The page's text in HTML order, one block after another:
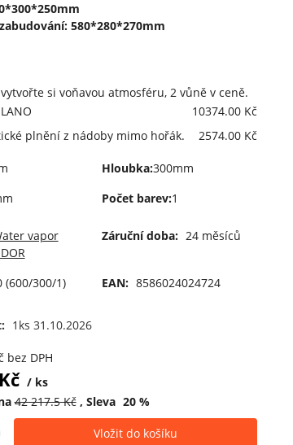
580*280*270mm
si voňavou atmosféru, 2 vůně v ceně.
10374.00 Kč
plnění z nádoby mimo hořák.
2574.00 Kč
Hloubka:300mm
Počet barev:1
vapor
Záruční doba: 24 měsíců
(600/300/1) EAN: 8586024024724
1ks 31.10.2026
bez DPH
ks
42 217.5Kč Sleva 20%